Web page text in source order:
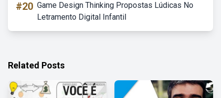
#20 Game Design Thinking Propostas Lúdicas No
Letramento Digital Infantil
Related Posts